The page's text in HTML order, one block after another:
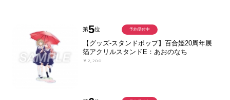
第5位
【グッズ-スタンドポップ】百合姫20周年展
箔アクリルスタンドE：あおのなち
￥2,200
予約受付中